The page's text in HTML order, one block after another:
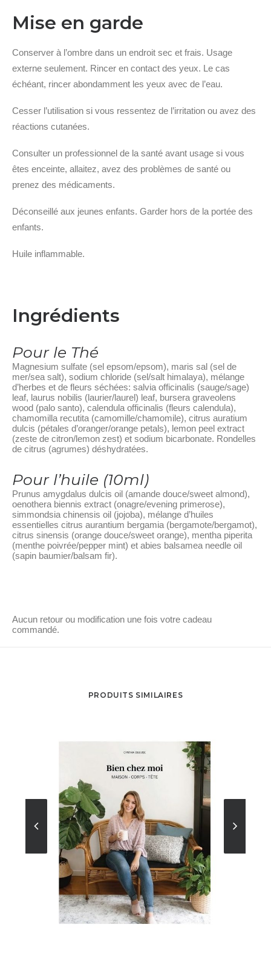
Mise en garde
Conserver à l’ombre dans un endroit sec et frais. Usage
externe seulement. Rincer en contact des yeux. Le cas
échéant, rincer abondamment les yeux avec de l’eau.
Cesser l’utilisation si vous ressentez de l’irritation ou avez des
réactions cutanées.
Consulter un professionnel de la santé avant usage si vous
êtes enceinte, allaitez, avez des problèmes de santé ou
prenez des médicaments.
Déconseillé aux jeunes enfants. Garder hors de la portée des
enfants.
Huile inflammable.
Ingrédients
Pour le Thé
Magnesium sulfate (sel epsom/epsom), maris sal (sel de
mer/sea salt), sodium chloride (sel/salt himalaya), mélange
d’herbes et de fleurs séchées: salvia officinalis (sauge/sage)
leaf, laurus nobilis (laurier/laurel) leaf, bursera graveolens
wood (palo santo), calendula officinalis (fleurs calendula),
chamomilla recutita (camomille/chamomile), citrus auratium
dulcis (pétales d’oranger/orange petals), lemon peel extract
(zeste de citron/lemon zest) et sodium bicarbonate. Rondelles
de citrus (agrumes) déshydratées.
Pour l’huile (10ml)
Prunus amygdalus dulcis oil (amande douce/sweet almond),
oenothera biennis extract (onagre/evening primerose),
simmondsia chinensis oil (jojoba), mélange d’huiles
essentielles citrus aurantium bergamia (bergamote/bergamot),
citrus sinensis (orange douce/sweet orange), mentha piperita
(menthe poivrée/pepper mint) et abies balsamea needle oil
(sapin baumier/balsam fir).
Aucun retour ou modification une fois votre cadeau
commandé.
PRODUITS SIMILAIRES